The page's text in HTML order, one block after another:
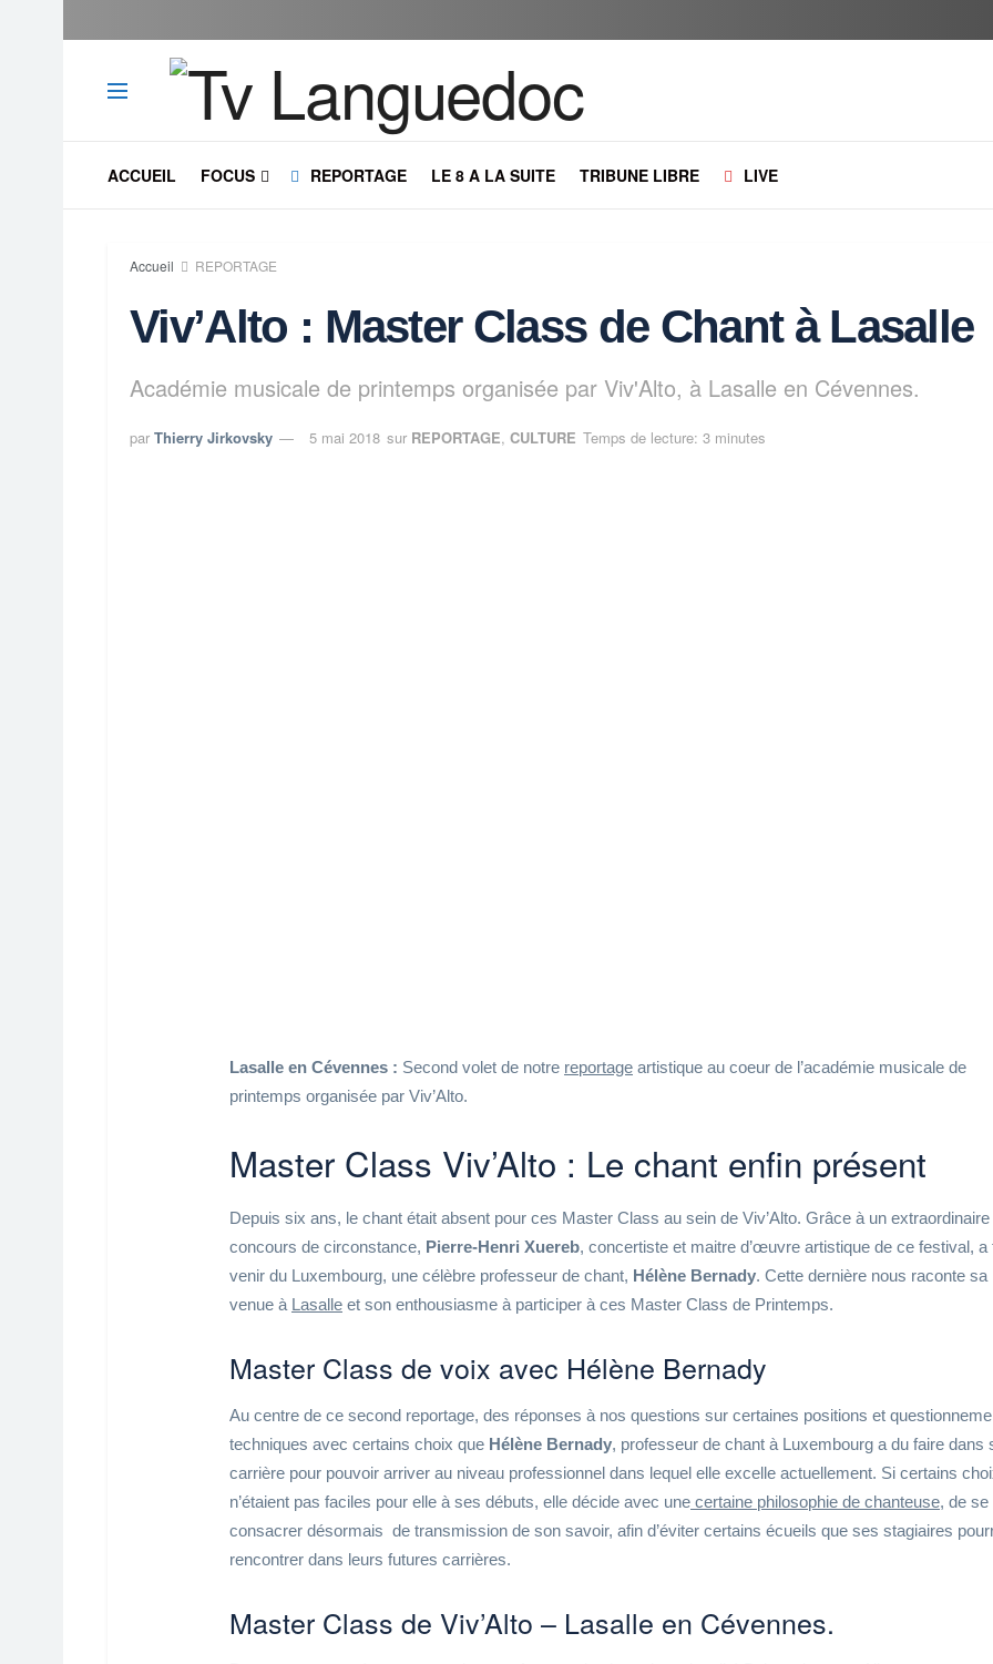
ACCUEIL FOCUS REPORTAGE LE 8 A LA SUITE TRIBUNE LIBRE LIVE
Accueil REPORTAGE
Viv’Alto : Master Class de Chant à Lasalle
Académie musicale de printemps organisée par Viv'Alto, à Lasalle en Cévennes.
par Thierry Jirkovsky 5 mai 2018 sur REPORTAGE, CULTURE Temps de lecture: 3 minutes
Lasalle en Cévennes : Second volet de notre reportage artistique au coeur de l’académie musicale de
printemps organisée par Viv’Alto.
Master Class Viv’Alto : Le chant enfin présent
Depuis six ans, le chant était absent pour ces Master Class au sein de Viv’Alto. Grâce à un extraordinaire
concours de circonstance, Pierre-Henri Xuereb, concertiste et maitre d’œuvre artistique de ce festival, a
venir du Luxembourg, une célèbre professeur de chant, Hélène Bernady. Cette dernière nous raconte sa
venue à Lasalle et son enthousiasme à participer à ces Master Class de Printemps.
Master Class de voix avec Hélène Bernady
Au centre de ce second reportage, des réponses à nos questions sur certaines positions et
techniques avec certains choix que Hélène Bernady, professeur de chant à Luxembourg a du faire dans
carrière pour pouvoir arriver au niveau professionnel dans lequel elle excelle actuellement. Si certains
n’étaient pas faciles pour elle à ses débuts, elle décide avec une certaine philosophie de chanteuse, de se
consacrer désormais de transmission de son savoir, afin d’éviter certains écueils que ses stagiaires
rencontrer dans leurs futures carrières.
Master Class de Viv’Alto – Lasalle en Cévennes.